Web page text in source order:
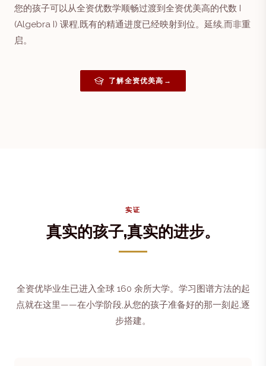
您的孩子可以从全资优数学顺畅过渡到全资优美高的代数 I
(Algebra I) 课程,既有的精通进度已经映射到位。延续,而非重
启。
了解全资优美高 →
实证
真实的孩子,真实的进步。
全资优毕业生已进入全球 160 余所大学。学习图谱方法的起
点就在这里——在小学阶段,从您的孩子准备好的那一刻起,逐
步搭建。